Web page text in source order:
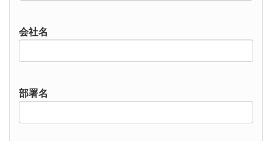
会社名
部署名